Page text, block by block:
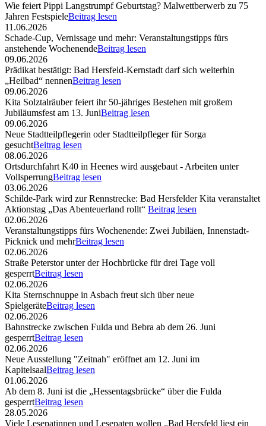
Wie feiert Pippi Langstrumpf Geburtstag? Malwettberwerb zu 75
Jahren FestspieleBeitrag lesen
11.06.2026
Schade-Cup, Vernissage und mehr: Veranstaltungstipps fürs
anstehende WochenendeBeitrag lesen
09.06.2026
Prädikat bestätigt: Bad Hersfeld-Kernstadt darf sich weiterhin
„Heilbad“ nennenBeitrag lesen
09.06.2026
Kita Solztalräuber feiert ihr 50-jähriges Bestehen mit großem
Jubiläumsfest am 13. JuniBeitrag lesen
09.06.2026
Neue Stadtteilpflegerin oder Stadtteilpfleger für Sorga
gesuchtBeitrag lesen
08.06.2026
Ortsdurchfahrt K40 in Heenes wird ausgebaut - Arbeiten unter
VollsperrungBeitrag lesen
03.06.2026
Schilde-Park wird zur Rennstrecke: Bad Hersfelder Kita veranstaltet
Aktionstag „Das Abenteuerland rollt“ Beitrag lesen
02.06.2026
Veranstaltungstipps fürs Wochenende: Zwei Jubiläen, Innenstadt-
Picknick und mehrBeitrag lesen
02.06.2026
Straße Peterstor unter der Hochbrücke für drei Tage voll
gesperrtBeitrag lesen
02.06.2026
Kita Sternschnuppe in Asbach freut sich über neue
SpielgeräteBeitrag lesen
02.06.2026
Bahnstrecke zwischen Fulda und Bebra ab dem 26. Juni
gesperrtBeitrag lesen
02.06.2026
Neue Ausstellung "Zeitnah" eröffnet am 12. Juni im
KapitelsaalBeitrag lesen
01.06.2026
Ab dem 8. Juni ist die „Hessentagsbrücke“ über die Fulda
gesperrtBeitrag lesen
28.05.2026
Viele Lesepatinnen und Lesepaten wollen „Bad Hersfeld liest ein